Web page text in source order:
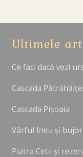
Ultimele
Ce faci dacă vezi
Cascada
Cascada Pișoaia
Vârful Ineu și
Piatra Cetii și